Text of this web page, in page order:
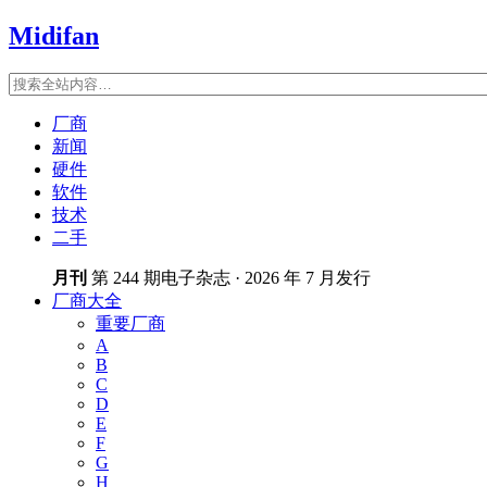
Midifan
厂商
新闻
硬件
软件
技术
二手
月刊 第 244 期电子杂志 · 2026 年 7 月发行
厂商大全
重要厂商
A
B
C
D
E
F
G
H